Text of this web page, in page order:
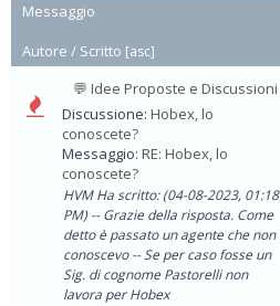
Messaggio
Autore / Scritto [asc]
💬 Idee Proposte e Discussioni
Discussione: Hobex, lo
conoscete?
Messaggio: RE: Hobex, lo
conoscete?
HVM Ha scritto: (04-08-2023, 01:18
PM) -- Grazie della risposta. Come
detto è passato un agente che non
conoscevo -- Se per caso fosse un
Sig. di cognome Pastorelli non
lavora per Hobex